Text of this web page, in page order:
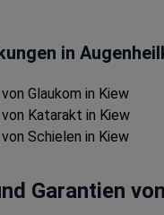
in
Glaukom in Kiew
Katarakt in Kiew
Schielen in Kiew
Garantien